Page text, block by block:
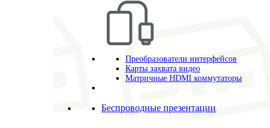
Преобразователи интерфейсов
Карты захвата видео
Матричные HDMI коммутаторы
Беспроводные презентации